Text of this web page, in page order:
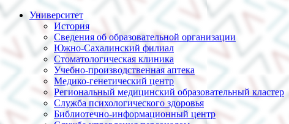
Университет
История
Сведения об образовательной организации
Южно-Сахалинский филиал
Стоматологическая клиника
Учебно-производственная аптека
Медико-генетический центр
Региональный медицинский образовательный кластер
Служба психологического здоровья
Библиотечно-информационный центр